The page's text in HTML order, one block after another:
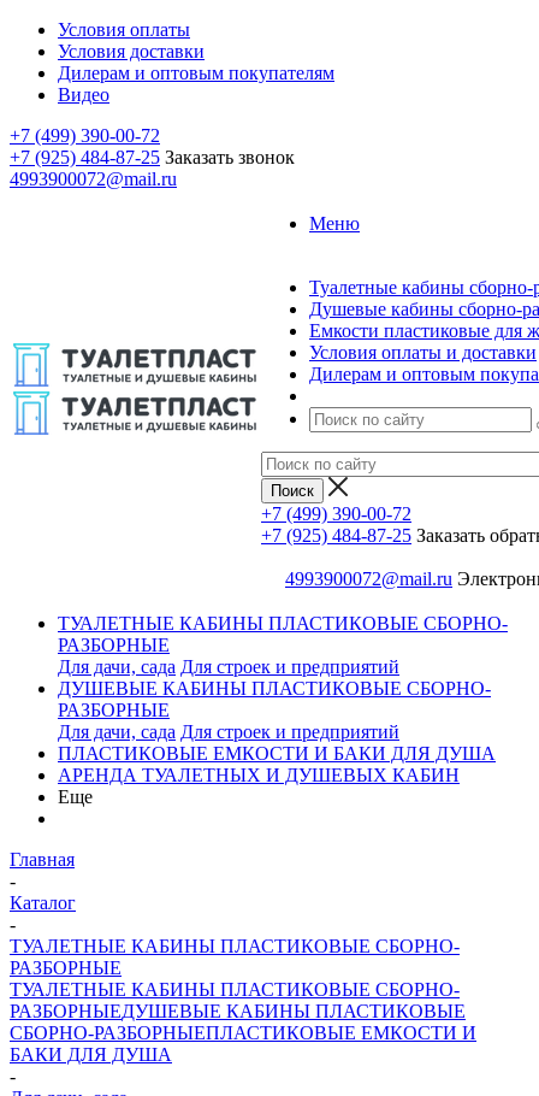
Условия оплаты
Условия доставки
Дилерам и оптовым покупателям
Видео
+7 (499) 390-00-72
+7 (925) 484-87-25 Заказать звонок
4993900072@mail.ru
Меню
Туалетные кабины сборно-
Душевые кабины сборно-
Емкости пластиковые для
Условия оплаты и доставки
Дилерам и оптовым
+7 (499) 390-00-72
+7 (925) 484-87-25 Заказать
4993900072@mail.ru
ТУАЛЕТНЫЕ КАБИНЫ ПЛАСТИКОВЫЕ СБОРНО-
РАЗБОРНЫЕ
Для дачи, сада Для строек и предприятий
ДУШЕВЫЕ КАБИНЫ ПЛАСТИКОВЫЕ СБОРНО-
РАЗБОРНЫЕ
Для дачи, сада Для строек и предприятий
ПЛАСТИКОВЫЕ ЕМКОСТИ И БАКИ ДЛЯ ДУША
АРЕНДА ТУАЛЕТНЫХ И ДУШЕВЫХ КАБИН
Еще
Главная
-
Каталог
-
ТУАЛЕТНЫЕ КАБИНЫ ПЛАСТИКОВЫЕ СБОРНО-
РАЗБОРНЫЕ
ТУАЛЕТНЫЕ КАБИНЫ ПЛАСТИКОВЫЕ СБОРНО-
РАЗБОРНЫЕДУШЕВЫЕ КАБИНЫ ПЛАСТИКОВЫЕ
СБОРНО-РАЗБОРНЫЕПЛАСТИКОВЫЕ ЕМКОСТИ И
БАКИ ДЛЯ ДУША
-